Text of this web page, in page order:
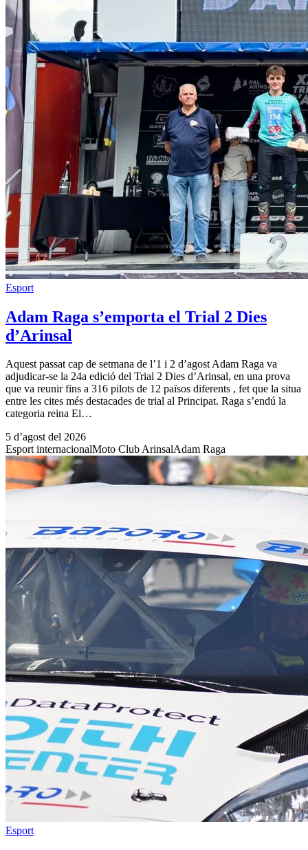
Esport
Adam Raga s’emporta el Trial 2 Dies
d’Arinsal
Aquest passat cap de setmana de l’1 i 2 d’agost Adam Raga va
adjudicar-se la 24a edició del Trial 2 Dies d’Arinsal, en una prova
que va reunir fins a 316 pilots de 12 països diferents , fet que la situa
entre les cites més destacades de trial al Principat. Raga s’endú la
categoria reina El…
5 d’agost del 2026
Esport internacionalMoto Club ArinsalAdam Raga
Esport